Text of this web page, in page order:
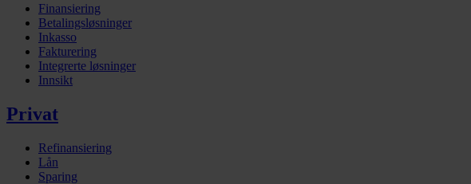
Finansiering
Betalingsløsninger
Inkasso
Fakturering
Integrerte løsninger
Innsikt
Privat
Refinansiering
Lån
Sparing